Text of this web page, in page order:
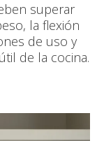
superar
la flexión
de uso y
de la cocina.